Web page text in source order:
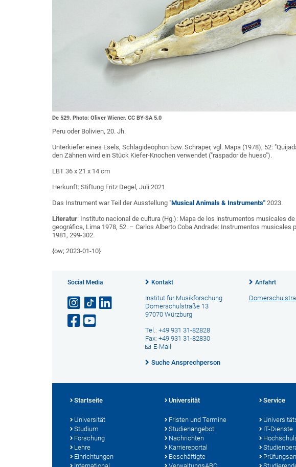
De 529. Photo: Oliver Wiener. CC BY-SA 5.0
Peru oder Bolivien, 20. Jh.
Unterkiefer eines Esels, Schlagideophon bzw. Schraper, vgl. Mapa (1978), 52:
den Zähnen wird ein Stück Kiefer-Knochen verwendet ("raspador de hueso").
LBT 36 x 21 x 14 cm
Herkunft: Stiftung Fritz Degel, Juli 2021
Das Instrument war Teil der Ausstellung "Musical Animals & Instruments" 2023.
Literatur: Instituto nacional de cultura (Hg.): Mapa de los instrumentos musicales
geográfica, Lima 1978, 52. – Carlos Alberto Coba Andrade: Instrumentos musicales
1981, 299-302.
{ow; 2023-01-10}
Social Media Kontakt
Institut für Musikforschung
Domerschulstraße 13
97070 Würzburg
Tel.: +49 931 31-82828
Fax: +49 931 31-82830
E-Mail
Suche Ansprechperson
Anfahrt
Startseite
Universität
Studium
Forschung
Lehre
Einrichtungen
Universität
Fristen und Termine
Studienangebot
Nachrichten
Karriereportal
Beschäftigte
Service
IT-Dienste